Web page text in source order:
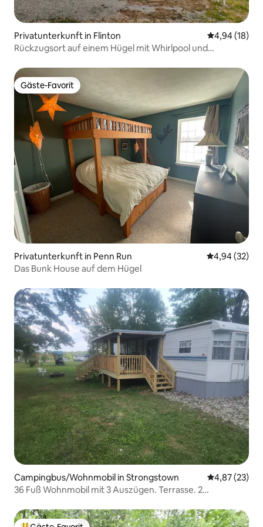
Privatunterkunft in Flinton
4,94 (18)
Rückzugsort auf einem Hügel mit Whirlpool und
Gäste-Favorit
Gäste-Favorit
Privatunterkunft in Penn Run
4,94 (32)
Das Bunk House auf dem Hügel
Campingbus/Wohnmobil in Strongstown
4,87 (23)
36 Fuß Wohnmobil mit 3 Auszügen. Terrasse. 2